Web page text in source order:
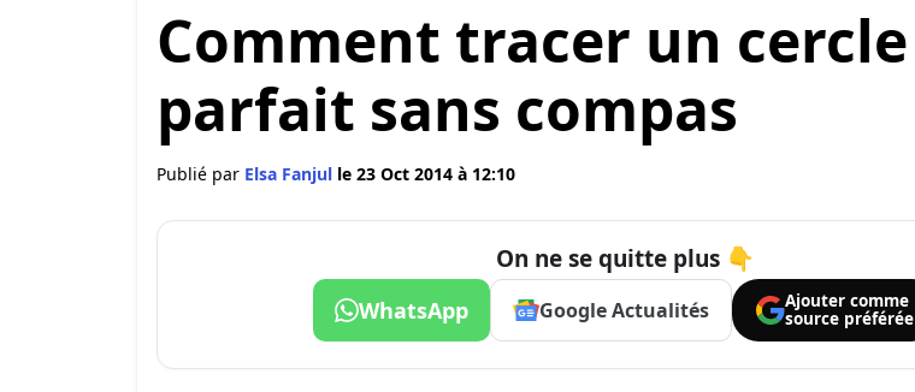
Comment tracer un cercle
parfait sans compas
Publié par Elsa Fanjul le 23 Oct 2014 à 12:10
On ne se quitte plus 👇
WhatsApp Google Actualités
Ajouter comme
source préférée